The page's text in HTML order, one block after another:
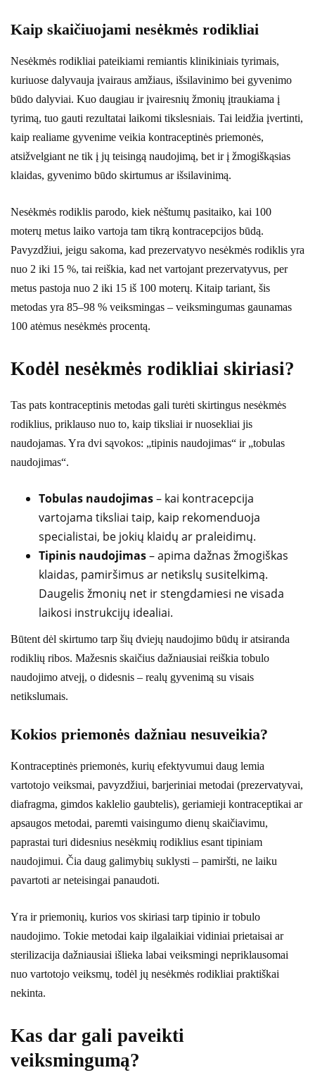
Kaip skaičiuojami nesėkmės rodikliai
Nesėkmės rodikliai pateikiami remiantis klinikiniais tyrimais,
kuriuose dalyvauja įvairaus amžiaus, išsilavinimo bei gyvenimo
būdo dalyviai. Kuo daugiau ir įvairesnių žmonių įtraukiama į
tyrimą, tuo gauti rezultatai laikomi tikslesniais. Tai leidžia įvertinti,
kaip realiame gyvenime veikia kontraceptinės priemonės,
atsižvelgiant ne tik į jų teisingą naudojimą, bet ir į žmogiškąsias
klaidas, gyvenimo būdo skirtumus ar išsilavinimą.
Nesėkmės rodiklis parodo, kiek nėštumų pasitaiko, kai 100
moterų metus laiko vartoja tam tikrą kontracepcijos būdą.
Pavyzdžiui, jeigu sakoma, kad prezervatyvo nesėkmės rodiklis yra
nuo 2 iki 15 %, tai reiškia, kad net vartojant prezervatyvus, per
metus pastoja nuo 2 iki 15 iš 100 moterų. Kitaip tariant, šis
metodas yra 85–98 % veiksmingas – veiksmingumas gaunamas
100 atėmus nesėkmės procentą.
Kodėl nesėkmės rodikliai skiriasi?
Tas pats kontraceptinis metodas gali turėti skirtingus nesėkmės
rodiklius, priklauso nuo to, kaip tiksliai ir nuosekliai jis
naudojamas. Yra dvi sąvokos: „tipinis naudojimas“ ir „tobulas
naudojimas“.
Tobulas naudojimas– kai kontracepcija
vartojama tiksliai taip, kaip rekomenduoja
specialistai, be jokių klaidų ar praleidimų.
Tipinis naudojimas– apima dažnas žmogiškas
klaidas, pamiršimus ar netikslų susitelkimą.
Daugelis žmonių net ir stengdamiesi ne visada
laikosi instrukcijų idealiai.
Būtent dėl skirtumo tarp šių dviejų naudojimo būdų ir atsiranda
rodiklių ribos. Mažesnis skaičius dažniausiai reiškia tobulo
naudojimo atvejį, o didesnis – realų gyvenimą su visais
netikslumais.
Kokios priemonės dažniau nesuveikia?
Kontraceptinės priemonės, kurių efektyvumui daug lemia
vartotojo veiksmai, pavyzdžiui, barjeriniai metodai (prezervatyvai,
diafragma, gimdos kaklelio gaubtelis), geriamieji kontraceptikai ar
apsaugos metodai, paremti vaisingumo dienų skaičiavimu,
paprastai turi didesnius nesėkmių rodiklius esant tipiniam
naudojimui. Čia daug galimybių suklysti – pamiršti, ne laiku
pavartoti ar neteisingai panaudoti.
Yra ir priemonių, kurios vos skiriasi tarp tipinio ir tobulo
naudojimo. Tokie metodai kaip ilgalaikiai vidiniai prietaisai ar
sterilizacija dažniausiai išlieka labai veiksmingi nepriklausomai
nuo vartotojo veiksmų, todėl jų nesėkmės rodikliai praktiškai
nekinta.
Kas dar gali paveikti
veiksmingumą?